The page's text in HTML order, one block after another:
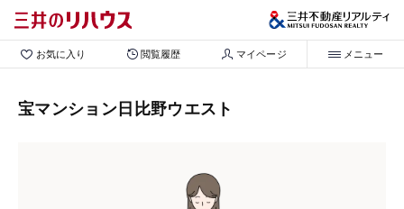
お気に入り 閲覧履歴 マイページ メニュー
宝マンション日比野ウエスト